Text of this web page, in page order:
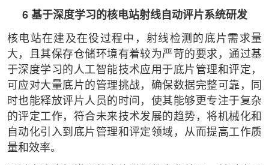
6 基于深度学习的核电站射线自动评片系统研发
核电站在建及在役过程中，射线检测的底片需求量
大，且其保存仓储环境有着较为严苛的要求，通过基
于深度学习的人工智能技术应用于底片管理和评定，
可应对大量底片的管理挑战，确保数据完整可靠，同
时也能释放评片人员的时间，使其能够更专注于复杂
的评定工作，符合未来技术发展的趋势，将机械化和
自动化引入到底片管理和评定领域，从而提高工作质
量和效率。